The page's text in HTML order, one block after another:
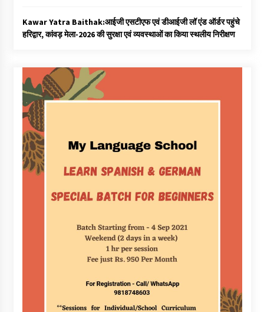
Kawar Yatra Baithak:आईजी एसटीएफ एवं डीआईजी लॉ एंड ऑर्डर पहुंचे
हरिद्वार, कांवड़ मेला-2026 की सुरक्षा एवं व्यवस्थाओं का किया स्थलीय निरीक्षण